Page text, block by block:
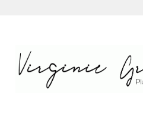
contenu